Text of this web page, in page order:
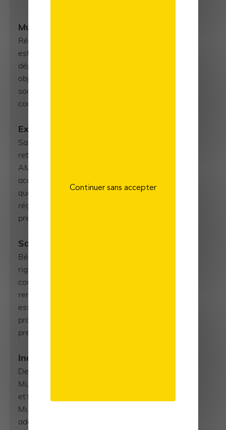
Mutualité et confraternité
Réservée aux indépendants, AMPLI
est une mutuelle à but non-lucratif,
dépourvue d’agence et dont le seul
objectif est la meilleure protection
sociale de ses adhérents aux
conditions les plus avantageuses.
Expertise reconnue
Santé, prévoyance, assurance vie et
retraite, depuis plus de 50 ans
AMPLI innove perpétuellement pour
accompagner les indépendants au
quotidien. Des performances
régulièrement reconnues par la
presse spécialisée.
Solidité financière
Bénéficiant d’une gestion
rigoureuse, AMPLI Mutuelle a
constitué une marge de solvabilité
remarquable. Une condition
essentielle de sécurité pour des
projets de long terme comme la
prévoyance et la retraite.
Indépendance
Depuis plus de 50 ans AMPLI
Mutuelle a préservé son autonomie
et la liberté de ses choix. AMPLI
Mutuelle doit ses réussites à une
adaptation permanente aux besoins
Continuer sans accepter